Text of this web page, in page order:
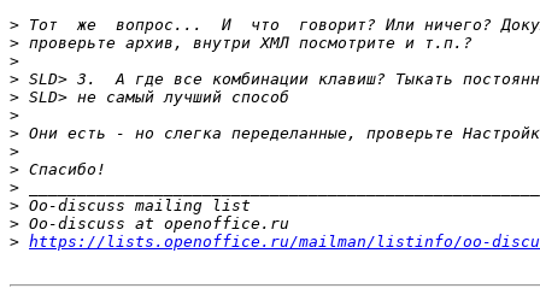
>
>
>
>
>
>
>
>
>
>
>
>
> https://lists.openoffice.ru/mailman/listinfo/oo-